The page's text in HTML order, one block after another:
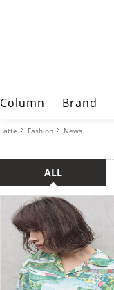
Column Brand
Latte Fashion News
ALL